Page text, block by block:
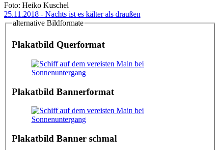
Foto: Heiko Kuschel
25.11.2018 - Nachts ist es kälter als draußen
alternative Bildformate
Plakatbild Querformat
Plakatbild Bannerformat
Plakatbild Banner schmal